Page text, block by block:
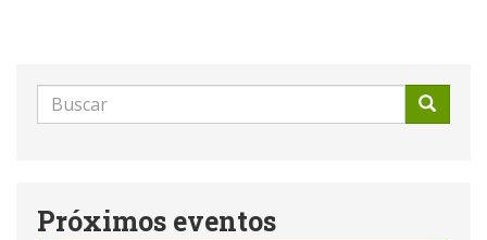
Formulario
de
Próximos eventos